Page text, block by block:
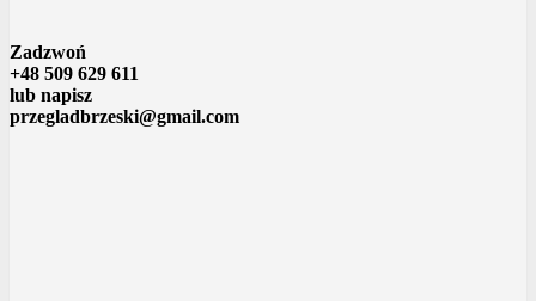
Zadzwoń
+48 509 629 611
lub napisz
przegladbrzeski@gmail.com